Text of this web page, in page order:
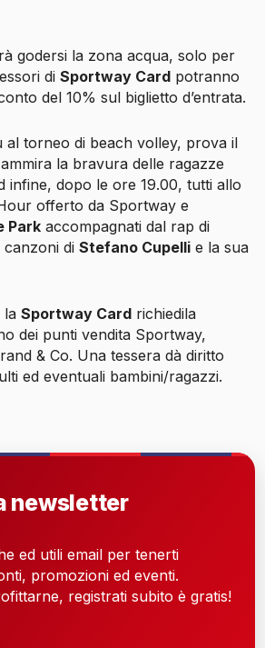
godersi la zona acqua, solo per
di Sportway Card potranno
del 10% sul biglietto d’entrata.
al torneo di beach volley, prova il
la bravura delle ragazze
infine, dopo le ore 19.00, tutti allo
offerto da Sportway e
Park accompagnati dal rap di
canzoni di Stefano Cupelli e la sua
la Sportway Card richiedila
dei punti vendita Sportway,
& Co. Una tessera dà diritto
ed eventuali bambini/ragazzi.
newsletter
ed utili email per tenerti
promozioni ed eventi.
registrati subito è gratis!